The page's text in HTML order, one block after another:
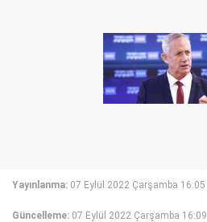
Yayınlanma: 07 Eylül 2022 Çarşamba 16:05
Güncelleme: 07 Eylül 2022 Çarşamba 16:09